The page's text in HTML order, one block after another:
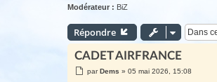
Modérateur : BiZ
Répondre
CADET AIRFRANCE
MparDems »05 mai 2026, 15:08